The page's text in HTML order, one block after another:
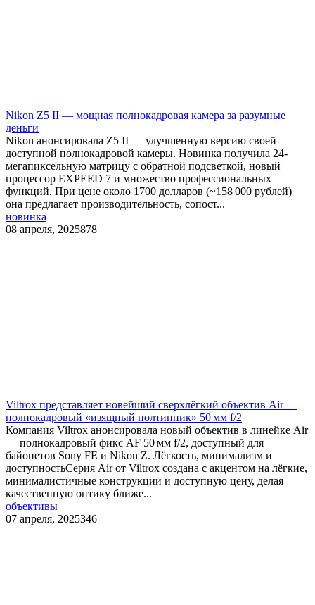
​Nikon Z5 II — мощная полнокадровая камера за разумные
деньги
Nikon анонсировала Z5 II — улучшенную версию своей
доступной полнокадровой камеры. Новинка получила 24-
мегапиксельную матрицу с обратной подсветкой, новый
процессор EXPEED 7 и множество профессиональных
функций. При цене около 1700 долларов (~158 000 рублей)
она предлагает производительность, сопост...
новинка
08 апреля, 2025878
Viltrox представляет новейший сверхлёгкий объектив Air —
полнокадровый «изящный полтинник» 50 мм f/2
Компания Viltrox анонсировала новый объектив в линейке Air
— полнокадровый фикс AF 50 мм f/2, доступный для
байонетов Sony FE и Nikon Z. Лёгкость, минимализм и
доступностьСерия Air от Viltrox создана с акцентом на лёгкие,
минималистичные конструкции и доступную цену, делая
качественную оптику ближе...
объективы
07 апреля, 2025346